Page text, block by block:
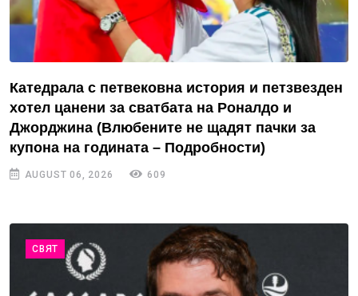
Катедрала с петвековна история и петзвезден
хотел цанени за сватбата на Роналдо и
Джорджина (Влюбените не щадят пачки за
купона на годината – Подробности)
AUGUST 06, 2026 609
СВЯТ